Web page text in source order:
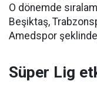
O dönemde
Beşiktaş,
Amedspor
Süper Lig